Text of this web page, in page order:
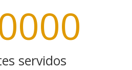
servidos